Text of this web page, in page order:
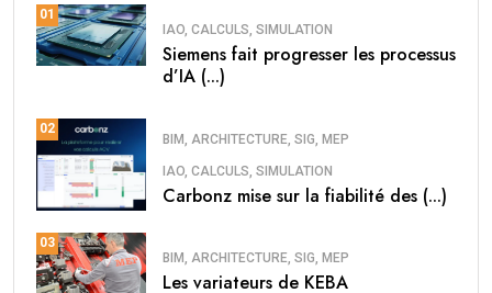
01
IAO, CALCULS, SIMULATION
Siemens fait progresser les processus
d’IA (...)
02
BIM, ARCHITECTURE, SIG, MEP
IAO, CALCULS, SIMULATION
Carbonz mise sur la fiabilité des (...)
03
BIM, ARCHITECTURE, SIG, MEP
Les variateurs de KEBA